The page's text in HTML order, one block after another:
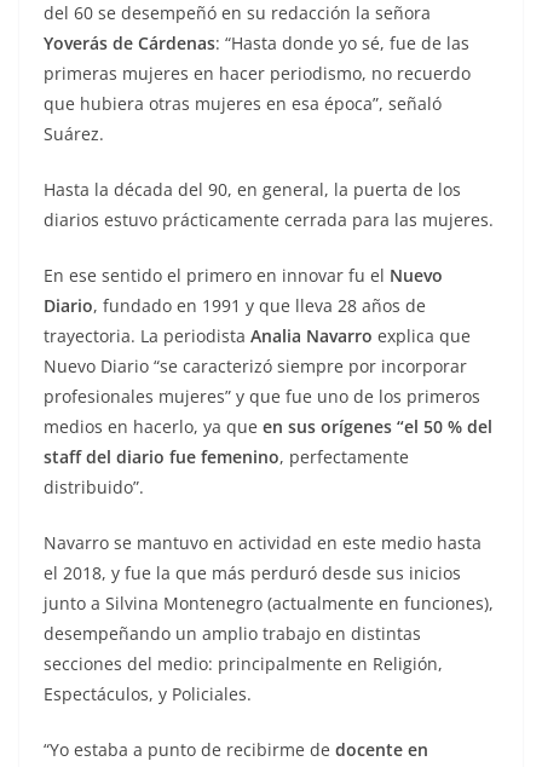
del 60 se desempeñó en su redacción la señora
Yoverás de Cárdenas: “Hasta donde yo sé, fue de las
primeras mujeres en hacer periodismo, no recuerdo
que hubiera otras mujeres en esa época”, señaló
Suárez.
Hasta la década del 90, en general, la puerta de los
diarios estuvo prácticamente cerrada para las mujeres.
En ese sentido el primero en innovar fu el Nuevo
Diario, fundado en 1991 y que lleva 28 años de
trayectoria. La periodista Analia Navarro explica que
Nuevo Diario “se caracterizó siempre por incorporar
profesionales mujeres” y que fue uno de los primeros
medios en hacerlo, ya que en sus orígenes “el 50 % del
staff del diario fue femenino, perfectamente
distribuido”.
Navarro se mantuvo en actividad en este medio hasta
el 2018, y fue la que más perduró desde sus inicios
junto a Silvina Montenegro (actualmente en funciones),
desempeñando un amplio trabajo en distintas
secciones del medio: principalmente en Religión,
Espectáculos, y Policiales.
“Yo estaba a punto de recibirme de docente en